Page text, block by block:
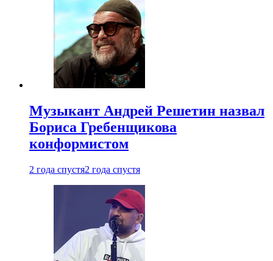
Музыкант Андрей Решетин назвал
Бориса Гребенщикова
конформистом
2 года спустя2 года спустя